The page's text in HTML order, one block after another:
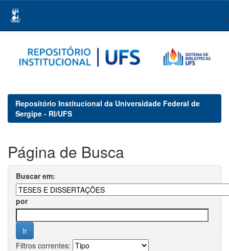
navigation
Repositório Institucional da Universidade Federal de
Sergipe - RI/UFS
Página de Busca
Buscar em:
por
Filtros correntes: